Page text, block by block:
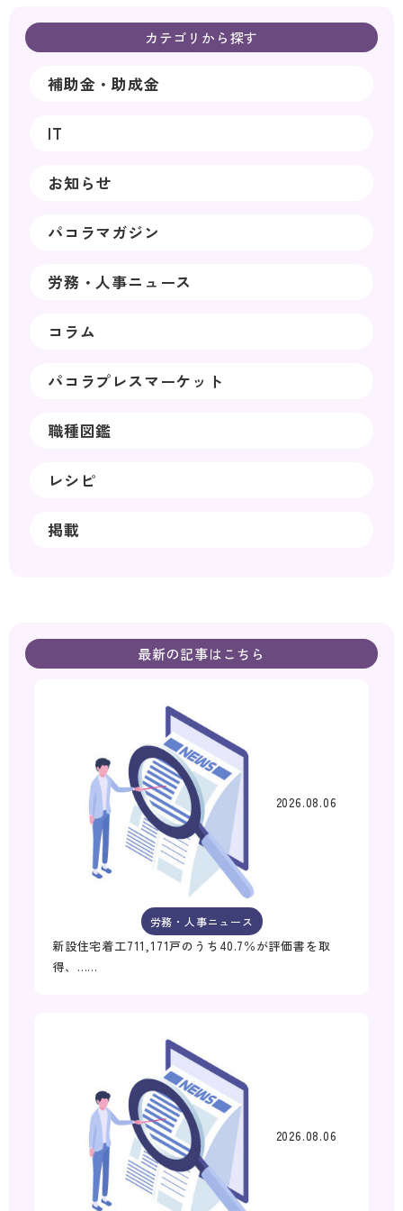
カテゴリから探す
補助金・助成金
IT
お知らせ
パコラマガジン
労務・人事ニュース
コラム
パコラプレスマーケット
職種図鑑
レシピ
掲載
最新の記事はこちら
2026.08.06
労務・人事ニュース
新設住宅着工711,171戸のうち40.7％が評価書を取
得、……
2026.08.06